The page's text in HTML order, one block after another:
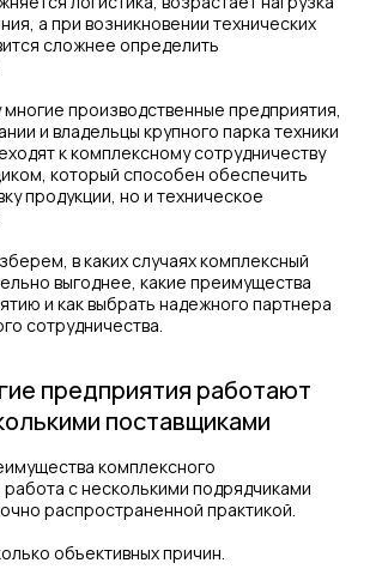
а при возникновении технических
сложнее определить
производственные предприятия,
и владельцы крупного парка техники
к комплексному сотрудничеству
который способен обеспечить
продукции, но и техническое
в каких случаях комплексный
выгоднее, какие преимущества
и как выбрать надежного партнера
сотрудничества.
предприятия работают
поставщиками
комплексного
работа с несколькими подрядчиками
распространенной практикой.
объективных причин.